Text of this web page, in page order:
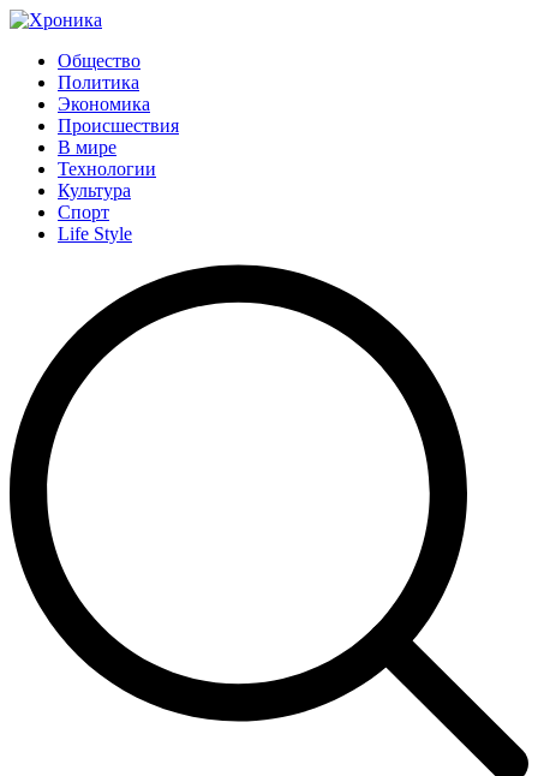
Общество
Политика
Экономика
Происшествия
В мире
Технологии
Культура
Спорт
Life Style